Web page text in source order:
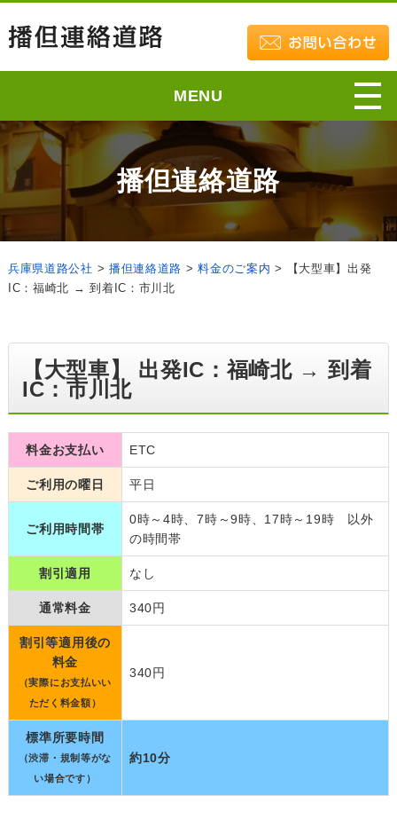
MENU
播但連絡道路
兵庫県道路公社 > 播但連絡道路 >料金のご案内 >
【大型車】出発
IC：福崎北 → 到着IC：市川北
【大型車】 出発IC：福崎北 → 到着
IC：市川北
料金お支払い ETC
ご利用の曜日 平日
ご利用時間帯
0時～4時、7時～9時、17時～19時 以外
の時間帯
割引適用 なし
通常料金 340円
割引等適用後の
料金
（実際にお支払いい
ただく料金額）
340円
標準所要時間
（渋滞・規制等がな
い場合です）
約10分